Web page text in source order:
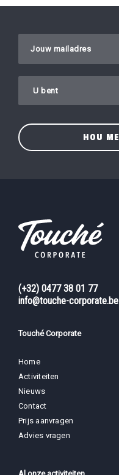
Laat dit veld leeg.
(+32) 0477 38 01 77
info@touche-corporate.be
Touché Corporate
Home
Activiteiten
Nieuws
Contact
Prijs aanvragen
Advies vragen